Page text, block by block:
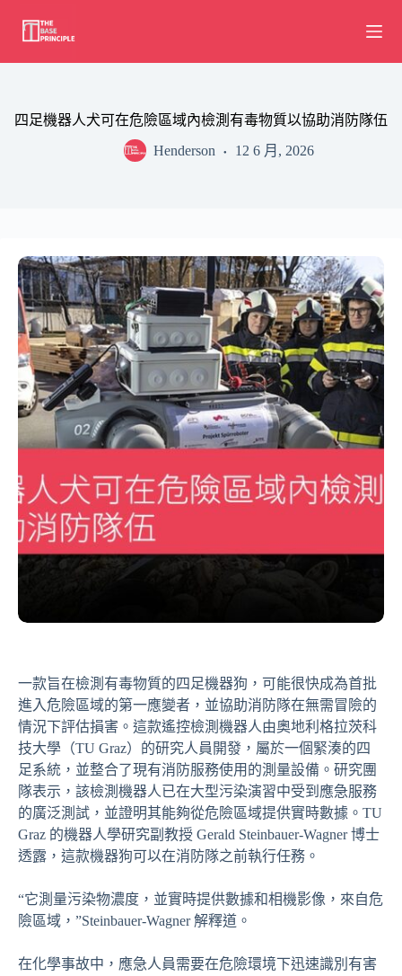
content
四足機器人犬可在危險區域內檢測有毒物質以協助消防隊伍
Henderson
12 6 月, 2026
一款旨在檢測有毒物質的四足機器狗，可能很快成為首批
進入危險區域的第一應變者，並協助消防隊在無需冒險的
情況下評估損害。這款遙控檢測機器人由奧地利格拉茨科
技大學（TU Graz）的研究人員開發，屬於一個緊湊的四
足系統，並整合了現有消防服務使用的測量設備。研究團
隊表示，該檢測機器人已在大型污染演習中受到應急服務
的廣泛測試，並證明其能夠從危險區域提供實時數據。TU
Graz 的機器人學研究副教授 Gerald Steinbauer-Wagner 博士
透露，這款機器狗可以在消防隊之前執行任務。
“它測量污染物濃度，並實時提供數據和相機影像，來自危
險區域，”Steinbauer-Wagner 解釋道。
在化學事故中，應急人員需要在危險環境下迅速識別有害